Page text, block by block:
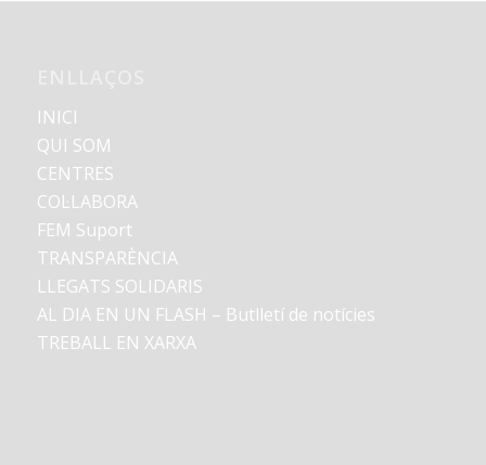
INICI
QUI SOM
CENTRES
COL·LABORA
FEM Suport
TRANSPARÈNCIA
LLEGATS SOLIDARIS
AL DIA EN UN FLASH – Butlletí de notícies
TREBALL EN XARXA